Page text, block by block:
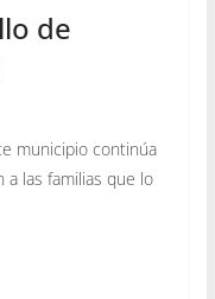
de
municipio continúa
a las familias que lo